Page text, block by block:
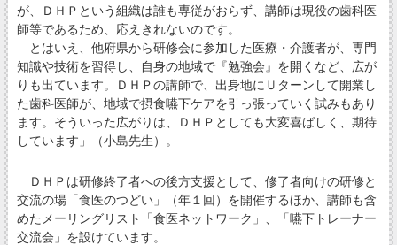
が、ＤＨＰという組織は誰も専従がおらず、講師は現役の歯科医
師等であるため、応えきれないのです。
とはいえ、他府県から研修会に参加した医療・介護者が、専門
知識や技術を習得し、自身の地域で『勉強会』を開くなど、広が
りも出ています。ＤＨＰの講師で、出身地にＵターンして開業し
た歯科医師が、地域で摂食嚥下ケアを引っ張っていく試みもあり
ます。そういった広がりは、ＤＨＰとしても大変喜ばしく、期待
しています」（小島先生）。
ＤＨＰは研修終了者への後方支援として、修了者向けの研修と
交流の場「食医のつどい」（年１回）を開催するほか、講師も含
めたメーリングリスト「食医ネットワーク」、「嚥下トレーナー
交流会」を設けています。